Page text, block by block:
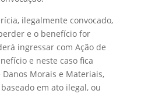
ilegalmente convocado,
e o benefício for
ingressar com Ação de
e neste caso fica
Morais e Materiais,
em ato ilegal, ou